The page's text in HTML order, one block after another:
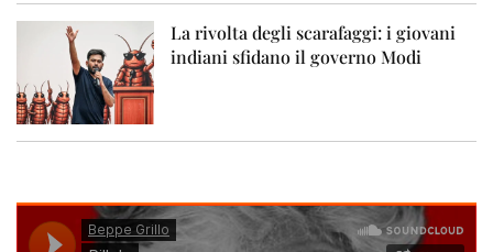
La rivolta degli scarafaggi: i giovani
indiani sfidano il governo Modi